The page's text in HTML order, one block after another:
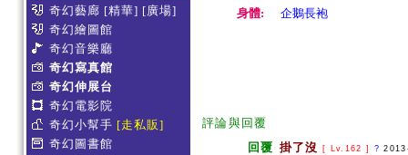
奇幻藝廊 [精華] [廣場]
奇幻繪圖館
奇幻音樂廳
奇幻寫真館
奇幻伸展台
奇幻電影院
奇幻小幫手 [走私販]
奇幻圖書館
身體:
企鵝長袍
評論與回覆
回覆 掛了沒 [ Lv.162 ] ?